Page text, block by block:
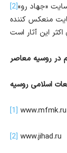
«جهاد رو»[2]
منعكس كننده
در روسیه معاصر
اسلامی روسیه
[1] www.mfmk.ru
[2] www.jihad.ru